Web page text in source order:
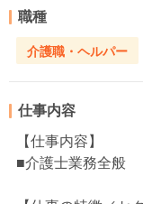
職種
介護職・ヘルパー
仕事内容
【仕事内容】
■介護士業務全般